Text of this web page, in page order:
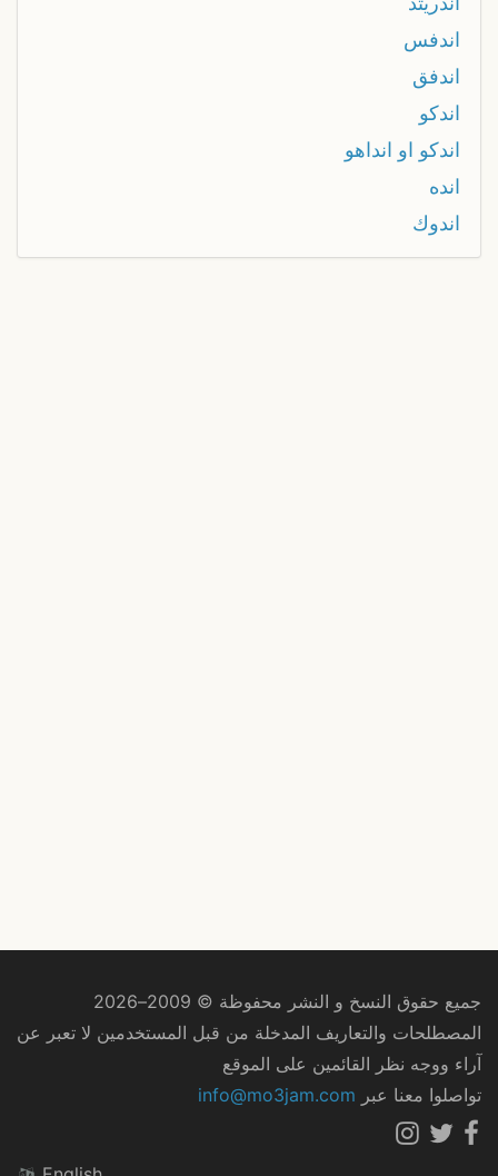
اندفس
اندفق
اندكو
اندكو او انداهو
انده
اندوك
جميع حقوق النسخ و النشر محفوظة © 2009–2026
المصطلحات والتعاريف المدخلة من قبل المستخدمين لا تعبر عن
آراء ووجه نظر القائمين على الموقع
تواصلوا معنا عبر info@mo3jam.com